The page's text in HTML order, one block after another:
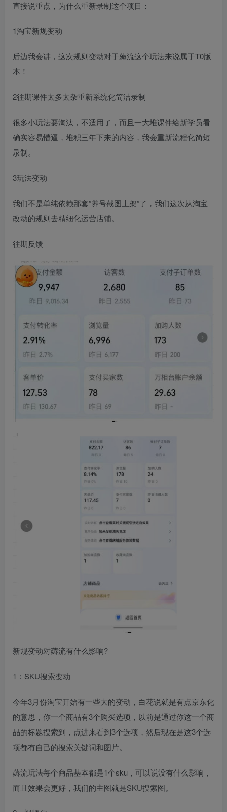
直接说重点，为什么重新录制这个项目：
1淘宝新规变动
后边我会讲，这次规则变动对于薅流这个玩法来说属于T0版
本！
2往期课件太多太杂重新系统化简洁录制
很多小玩法要淘汰，不适用了，而且一大堆课件给新学员看
确实容易懵逼，堆积三年下来的内容，我会重新流程化简短
录制。
3玩法变动
我们不是单纯依赖那套”养号截图上架”了，我们这次从淘宝
改动的规则去精细化运营店铺。
往期反馈
新规变动对薅流有什么影响?
1：SKU搜索变动
今年3月份淘宝开始有一些大的变动，白花说就是有点京东化
的意思，你一个商品有3个购买选项，以前是通过你这一个商
品的标题搜索到，点进来看到3个选项，然后现在是这3个选
项都有自己的搜索关键词和图片。
薅流玩法每个商品基本都是1个sku，可以说没有什么影响，
而且效果会更好，我们的主图就是SKU搜索图。